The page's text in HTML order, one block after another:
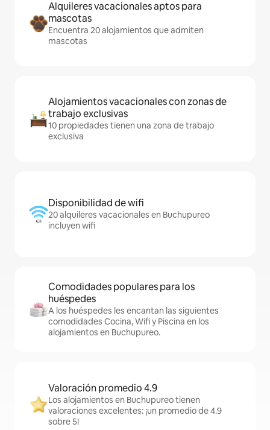
Alquileres vacacionales aptos para
mascotas
Encuentra 20 alojamientos que admiten
mascotas
Alojamientos vacacionales con zonas de
trabajo exclusivas
10 propiedades tienen una zona de trabajo
exclusiva
Disponibilidad de wifi
20 alquileres vacacionales en Buchupureo
incluyen wifi
Comodidades populares para los
huéspedes
A los huéspedes les encantan las siguientes
comodidades Cocina, Wifi y Piscina en los
alojamientos en Buchupureo.
Valoración promedio 4.9
Los alojamientos en Buchupureo tienen
valoraciones excelentes: ¡un promedio de 4.9
sobre 5!